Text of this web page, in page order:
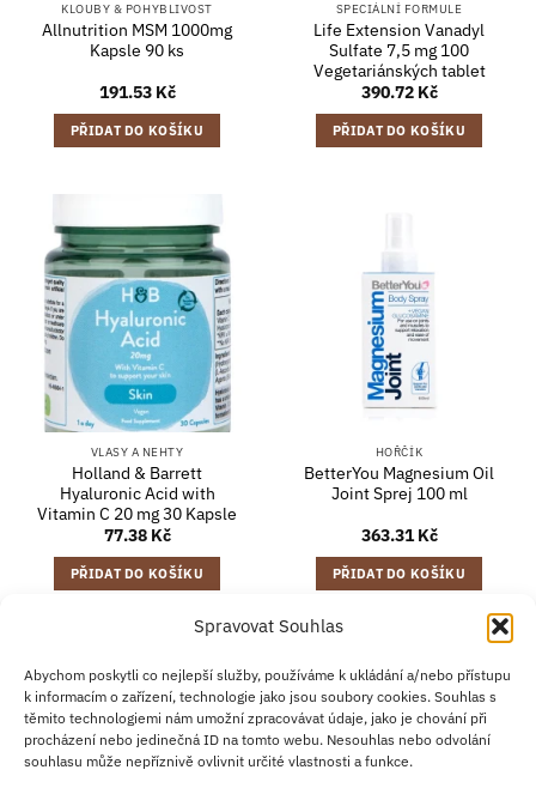
Spravovat Souhlas
Abychom poskytli co nejlepší služby, používáme k ukládání a/nebo přístupu
k informacím o zařízení, technologie jako jsou soubory cookies. Souhlas s
těmito technologiemi nám umožní zpracovávat údaje, jako je chování při
procházení nebo jedinečná ID na tomto webu. Nesouhlas nebo odvolání
souhlasu může nepříznivě ovlivnit určité vlastnosti a funkce.
KLOUBY & POHYBLIVOST
Allnutrition MSM 1000mg
Kapsle 90 ks
191.53 Kč
PŘIDAT DO KOŠÍKU
SPECIÁLNÍ FORMULE
Life Extension Vanadyl
Sulfate 7,5 mg 100
Vegetariánských tablet
390.72 Kč
PŘIDAT DO KOŠÍKU
VLASY A NEHTY
Holland & Barrett
Hyaluronic Acid with
Vitamin C 20 mg 30 Kapsle
77.38 Kč
PŘIDAT DO KOŠÍKU
HOŘČÍK
BetterYou Magnesium Oil
Joint Sprej 100 ml
363.31Kč
PŘIDAT DO KOŠÍKU
Credit
Card
2
Klarna
Apple
Pay
Google
Pay
PayPal
ZÁSADY DOPRAVY
ZÁSADY VRÁCENÍ ZBOŽÍ
OBCHODNÍ PODMÍNKY
KONTAKT O NÁS B2B
IMPRINT
OMEZENÍ ODPOVĚDNOSTI
ZÁSADY COOKIES